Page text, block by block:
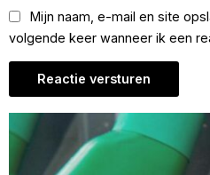
Mijn naam, e-mail en site
volgende keer wanneer ik een